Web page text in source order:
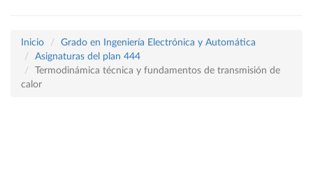
Inicio
Grado en Ingeniería Electrónica y Automática
Asignaturas del plan 444
Termodinámica técnica y fundamentos de transmisión de
calor